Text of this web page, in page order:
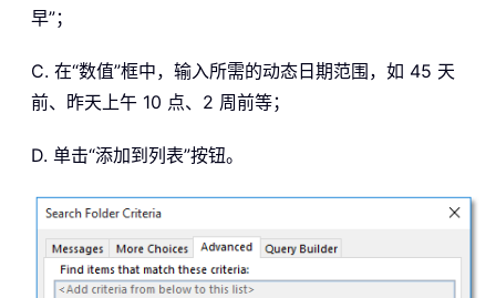
早”；
C. 在“数值”框中，输入所需的动态日期范围，如 45 天
前、昨天上午 10 点、2 周前等；
D. 单击“添加到列表”按钮。